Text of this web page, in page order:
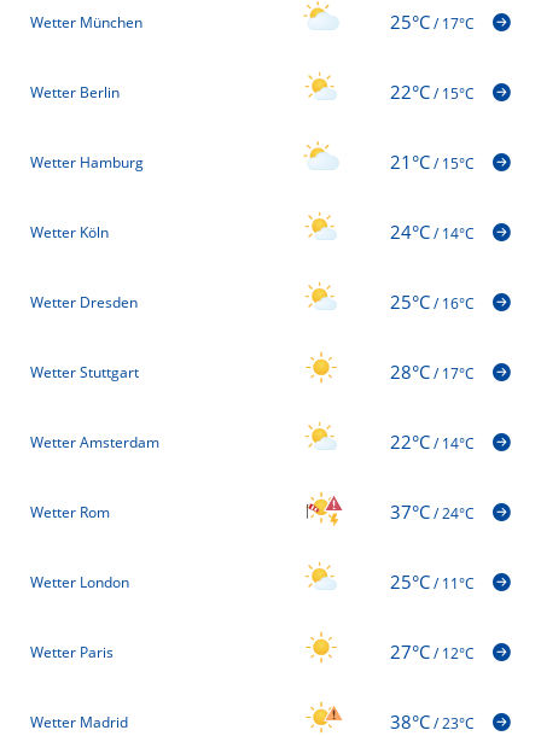
Wetter München 25°C/17°C
Wetter Berlin 22°C/15°C
Wetter Hamburg 21°C/15°C
Wetter Köln 24°C/14°C
Wetter Dresden 25°C/16°C
Wetter Stuttgart 28°C/17°C
Wetter Amsterdam 22°C/14°C
Wetter Rom 37°C/24°C
Wetter London 25°C/11°C
Wetter Paris 27°C/12°C
Wetter Madrid 38°C/23°C